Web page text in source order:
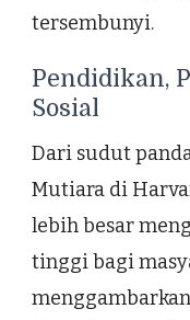
tersembunyi.
Pendidikan,
Sosial
Dari sudut
Mutiara di
lebih besar
tinggi bagi